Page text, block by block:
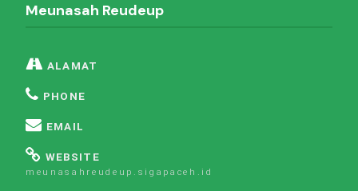
Meunasah Reudeup
ALAMAT
PHONE
EMAIL
WEBSITE
meunasahreudeup.sigapaceh.id